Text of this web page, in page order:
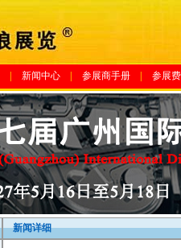
新闻中心 参展商手册| 参展
新闻详细